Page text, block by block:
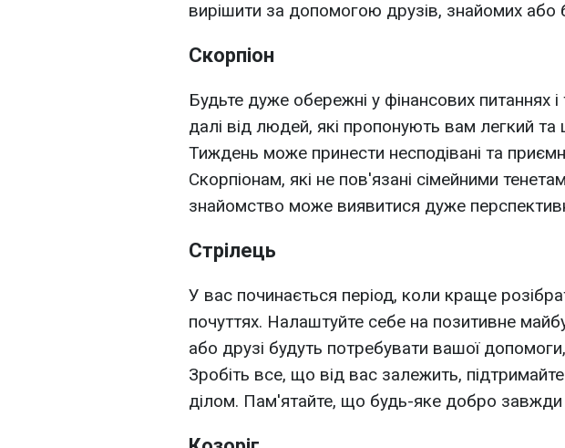
вирішити за допомогою друзів, знайомих або
Скорпіон
Будьте дуже обережні у фінансових питаннях
далі від людей, які пропонують вам легкий та
Тиждень може принести несподівані та
Скорпіонам, які не пов'язані сімейними
знайомство може виявитися дуже
Стрілець
У вас починається період, коли краще
почуттях. Налаштуйте себе на позитивне
або друзі будуть потребувати вашої
Зробіть все, що від вас залежить,
ділом. Пам'ятайте, що будь-яке добро завжди